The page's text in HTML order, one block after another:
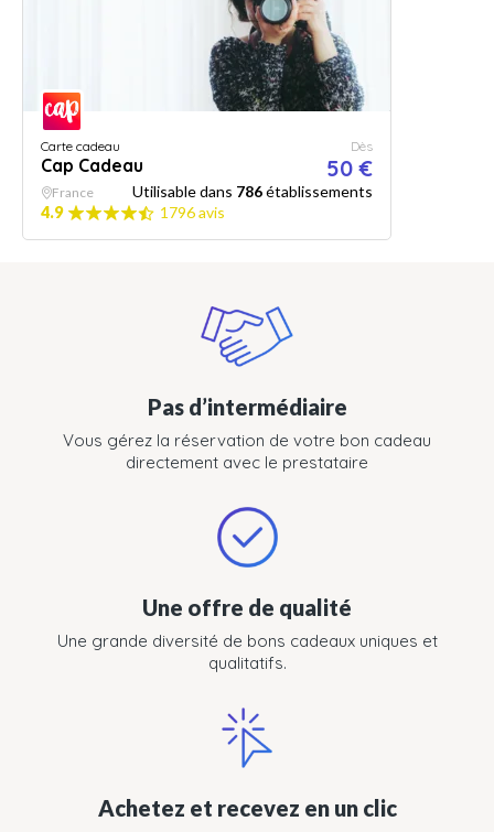
Carte cadeau
Cap Cadeau
Dès
50 €
France Utilisable dans 786établissements
4.9
1796 avis
Pas d’intermédiaire
Vous gérez la réservation de votre bon cadeau
directement avec le prestataire
Une offre de qualité
Une grande diversité de bons cadeaux uniques et
qualitatifs.
Achetez et recevez en un clic